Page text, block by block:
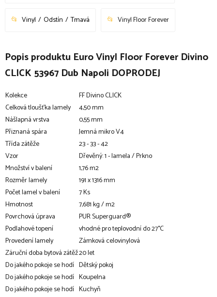
Vinyl Odstín Tmavá Vinyl Floor Forever
Popis produktu Euro Vinyl Floor Forever Divino
CLICK 53967 Dub Napoli DOPRODEJ
Kolekce
FF Divino CLICK
Celková tloušťka lamely
4,50 mm
Nášlapná vrstva
0,55 mm
Přiznaná spára
Jemná mikro V4
Třída zátěže
23 - 33 - 42
Vzor
Dřevěný: 1 - lamela / Prkno
Množství v balení
1,76 m2
Rozměr lamely
191 x 1316 mm
Počet lamel v balení
7 Ks
Hmotnost
7,681 kg / m2
Povrchová úprava
PUR Superguard®
Podlahové topení
vhodné pro teplovodní do 27°C
Provedení lamely
Zámková celovinylová
Záruční doba bytová zátěž20 let
Do jakého pokoje se hodí Dětský pokoj
Do jakého pokoje se hodí Koupelna
Do jakého pokoje se hodí Kuchyň